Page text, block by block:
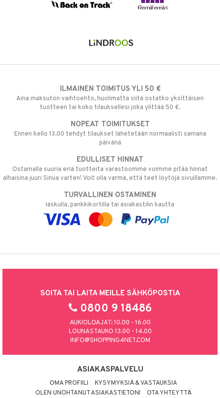
ILMAINEN TOIMITUS YLI 50 €
Aina maksuton vaihtoehto, huolimatta siitä ostatko yksittäisen
tuotteen tai koko tilauksellesi joka ylittää 50 €.
NOPEAT TOIMITUKSET
Ennen kello 13.00 tehdyt tilaukset lähetetään normaalisti samana
päivänä
EDULLISET HINNAT
Ostamalla suuria eriä tuotteita varastoomme voimme pitää hinnat
alhaisina juuri Sinua varten! Voit olla varma, että teet löytöjä sivuillamme.
TURVALLINEN OSTAMINEN
laskulla, pankkikortilla tai asiakastilin kautta
SOITA TAI LAITA MEILLE SÄHKÖPOSTIA
0800 9 18486
AUKIOLOAJAT: 10.00 - 16.00
LOUNASTAUKO 13.00 - 14.00
INFO@SHOPPING4NET.COM
ASIAKASPALVELU
OMA PROFIILI
KYSYMYKSIÄ & VASTAUKSIA
OLEN UNOHTANUT ASIAKASTIETONI
OTA YHTEYTTÄ